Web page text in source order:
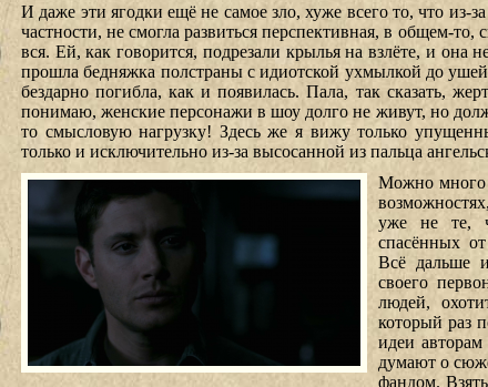
И даже эти ягодки ещё не самое зло, хуже всего то, что из-
частности, не смогла развиться перспективная, в общем-
вся. Ей, как говорится, подрезали крылья на взлёте, и она
прошла бедняжка полстраны с идиотской ухмылкой до
бездарно погибла, как и появилась. Пала, так сказать,
понимаю, женские персонажи в шоу долго не живут, но
то смысловую нагрузку! Здесь же я вижу только
только и исключительно из-за высосанной из пальца
Можно много
уже не те,
спасённых
Всё дальше
своего
людей,
который раз
идеи авторам
думают о
фандом.